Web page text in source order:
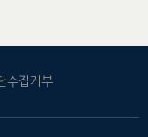
수집거부